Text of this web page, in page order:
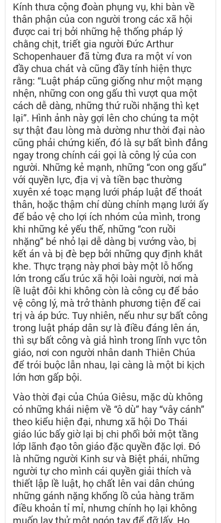
Kính thưa cộng đoàn phụng vụ, khi bàn về
thân phận của con người trong các xã hội
được cai trị bởi những hệ thống pháp lý
chằng chịt, triết gia người Đức Arthur
Schopenhauer đã từng đưa ra một ví von
đầy chua chát và cũng đầy tính hiện thực
rằng: “Luật pháp cũng giống như một mạng
nhện, những con ong gấu thì vượt qua một
cách dễ dàng, những thứ ruồi nhặng thì kẹt
lại”. Hình ảnh này gợi lên cho chúng ta một
sự thật đau lòng mà dường như thời đại nào
cũng phải chứng kiến, đó là sự bất bình đẳng
ngay trong chính cái gọi là công lý của con
người. Những kẻ mạnh, những “con ong gấu”
với quyền lực, địa vị và tiền bạc thường
xuyên xé toạc mạng lưới pháp luật để thoát
thân, hoặc thậm chí dùng chính mạng lưới ấy
để bảo vệ cho lợi ích nhóm của mình, trong
khi những kẻ yếu thế, những “con ruồi
nhặng” bé nhỏ lại dễ dàng bị vướng vào, bị
kết án và bị đè bẹp bởi những quy định khắt
khe. Thực trạng này phơi bày một lỗ hổng
lớn trong cấu trúc xã hội loài người, nơi mà
lề luật đôi khi không còn là công cụ để bảo
vệ công lý, mà trở thành phương tiện để cai
trị và áp bức. Tuy nhiên, nếu như sự bất công
trong luật pháp dân sự là điều đáng lên án,
thì sự bất công và giả hình trong lĩnh vực tôn
giáo, nơi con người nhân danh Thiên Chúa
để trói buộc lẫn nhau, lại càng là một bi kịch
lớn hơn gấp bội.
Vào thời đại của Chúa Giêsu, mặc dù không
có những khái niệm về “ô dù” hay “vây cánh”
theo kiểu hiện đại, nhưng xã hội Do Thái
giáo lúc bấy giờ lại bị chi phối bởi một tầng
lớp lãnh đạo tôn giáo đặc quyền đặc lợi. Đó
là những người Kinh sư và Biệt phái, những
người tự cho mình cái quyền giải thích và
thiết lập lề luật, họ chất lên vai dân chúng
những gánh nặng khổng lồ của hàng trăm
điều khoản tỉ mỉ, nhưng chính họ lại không
muốn lay thử một ngón tay để đỡ lấy. Họ